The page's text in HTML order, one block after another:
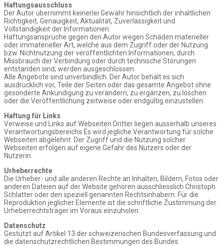
Haftungsausschluss
Der Autor übernimmt keinerlei Gewähr hinsichtlich der inhaltlichen
Richtigkeit, Genauigkeit, Aktualität, Zuverlässigkeit und
Vollständigkeit der Informationen.
Haftungsansprüche gegen den Autor wegen Schäden materieller
oder immaterieller Art, welche aus dem Zugriff oder der Nutzung
bzw. Nichtnutzung der veröffentlichten Informationen, durch
Missbrauch der Verbindung oder durch technische Störungen
entstanden sind, werden ausgeschlossen.
Alle Angebote sind unverbindlich. Der Autor behält es sich
ausdrücklich vor, Teile der Seiten oder das gesamte Angebot ohne
gesonderte Ankündigung zu verändern, zu ergänzen, zu löschen
oder die Veröffentlichung zeitweise oder endgültig einzustellen.
Haftung für Links
Verweise und Links auf Webseiten Dritter liegen ausserhalb unseres
Verantwortungsbereichs Es wird jegliche Verantwortung für solche
Webseiten abgelehnt. Der Zugriff und die Nutzung solcher
Webseiten erfolgen auf eigene Gefahr des Nutzers oder der
Nutzerin.
Urheberrechte
Die Urheber- und alle anderen Rechte an Inhalten, Bildern, Fotos oder
anderen Dateien auf der Website gehören ausschliesslich Christoph
Schlatter oder den speziell genannten Rechtsinhabern. Für die
Reproduktion jeglicher Elemente ist die schriftliche Zustimmung der
Urheberrechtsträger im Voraus einzuholen.
Datenschutz
Gestützt auf Artikel 13 der schweizerischen Bundesverfassung und
die datenschutzrechtlichen Bestimmungen des Bundes